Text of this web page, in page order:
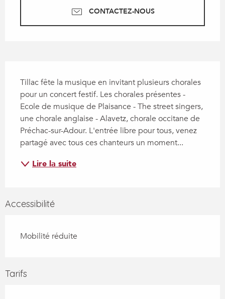
CONTACTEZ-NOUS
Tillac fête la musique en invitant plusieurs chorales
pour un concert festif. Les chorales présentes -
Ecole de musique de Plaisance - The street singers,
une chorale anglaise - Alavetz, chorale occitane de
Préchac-sur-Adour. L'entrée libre pour tous, venez
partagé avec tous ces chanteurs un moment...
Lire la suite
Accessibilité
Mobilité réduite
Tarifs